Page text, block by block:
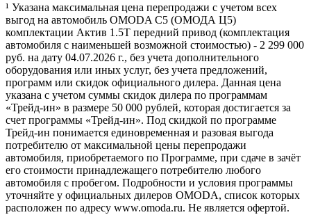
¹ Указана максимальная цена перепродажи с учетом всех
выгод на автомобиль OMODA C5 (ОМОДА Ц5)
комплектации Актив 1.5Т передний привод (комплектация
автомобиля с наименьшей возможной стоимостью) - 2 299 000
руб. на дату 04.07.2026 г., без учета дополнительного
оборудования или иных услуг, без учета предложений,
программ или скидок официального дилера. Данная цена
указана с учетом суммы скидок дилера по программам
«Трейд-ин» в размере 50 000 рублей, которая достигается за
счет программы «Трейд-ин». Под скидкой по программе
Трейд-ин понимается единовременная и разовая выгода
потребителю от максимальной цены перепродажи
автомобиля, приобретаемого по Программе, при сдаче в зачёт
его стоимости принадлежащего потребителю любого
автомобиля с пробегом. Подробности и условия программы
уточняйте у официальных дилеров OMODA, список которых
расположен по адресу www.omoda.ru. Не является офертой.